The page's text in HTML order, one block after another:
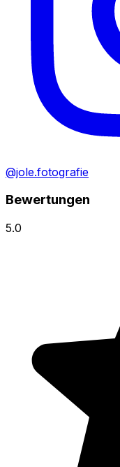
@jole.fotografie
Bewertungen
5.0